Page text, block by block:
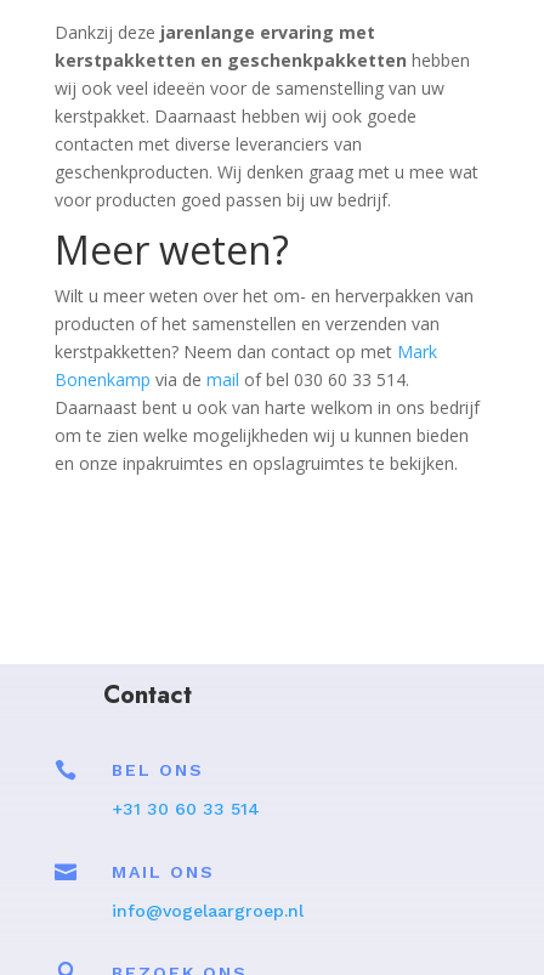
Dankzij deze jarenlange ervaring met
kerstpakketten en geschenkpakketten hebben
wij ook veel ideeën voor de samenstelling van uw
kerstpakket. Daarnaast hebben wij ook goede
contacten met diverse leveranciers van
geschenkproducten. Wij denken graag met u mee wat
voor producten goed passen bij uw bedrijf.
Meer weten?
Wilt u meer weten over het om- en herverpakken van
producten of het samenstellen en verzenden van
kerstpakketten? Neem dan contact op met Mark
Bonenkamp via de mail of bel 030 60 33 514.
Daarnaast bent u ook van harte welkom in ons bedrijf
om te zien welke mogelijkheden wij u kunnen bieden
en onze inpakruimtes en opslagruimtes te bekijken.
Contact

BEL ONS
+31 30 60 33 514

MAIL ONS
info@vogelaargroep.nl